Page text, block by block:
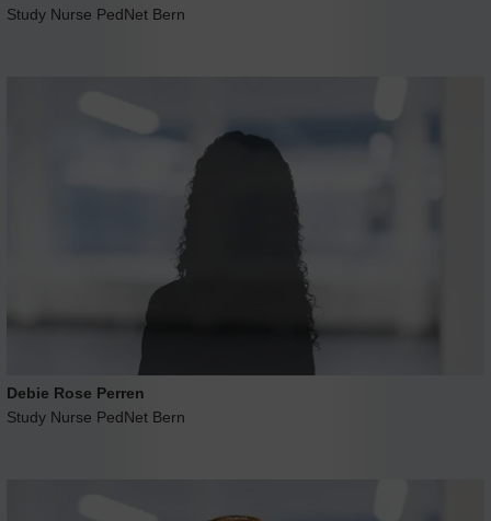
Study Nurse PedNet Bern
Debie Rose Perren
Study Nurse PedNet Bern